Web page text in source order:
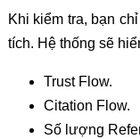
Khi kiểm tra, bạn
tích. Hệ thống sẽ
Trust Flow.
Citation Flow.
Số lượng